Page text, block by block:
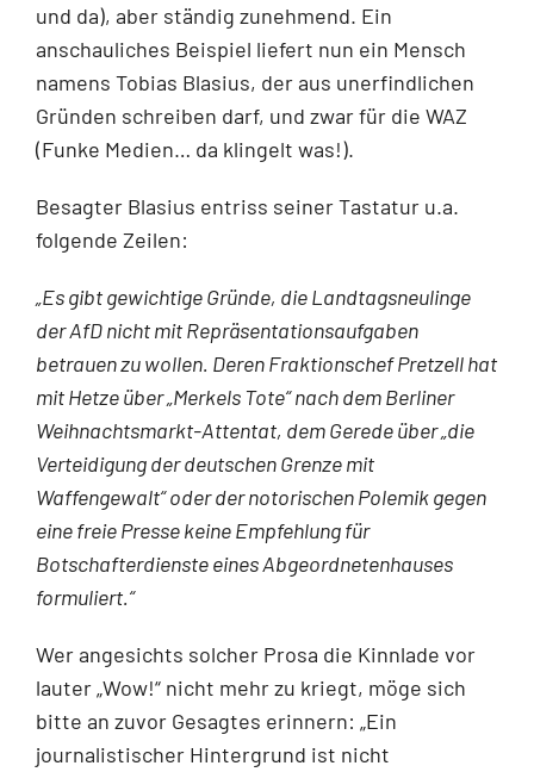
und da), aber ständig zunehmend. Ein
anschauliches Beispiel liefert nun ein Mensch
namens Tobias Blasius, der aus unerfindlichen
Gründen schreiben darf, und zwar für die WAZ
(Funke Medien… da klingelt was!).
Besagter Blasius entriss seiner Tastatur u.a.
folgende Zeilen:
„Es gibt gewichtige Gründe, die Landtagsneulinge
der AfD nicht mit Repräsentationsaufgaben
betrauen zu wollen. Deren Fraktionschef Pretzell hat
mit Hetze über „Merkels Tote“ nach dem Berliner
Weihnachtsmarkt-Attentat, dem Gerede über „die
Verteidigung der deutschen Grenze mit
Waffengewalt“ oder der notorischen Polemik gegen
eine freie Presse keine Empfehlung für
Botschafterdienste eines Abgeordnetenhauses
formuliert.“
Wer angesichts solcher Prosa die Kinnlade vor
lauter „Wow!“ nicht mehr zu kriegt, möge sich
bitte an zuvor Gesagtes erinnern: „Ein
journalistischer Hintergrund ist nicht